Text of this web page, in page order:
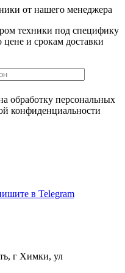
от нашего менеджера
техники под специфику
цене и срокам доставки
обработку персональных
конфиденциальности
в Telegram
г Химки, ул